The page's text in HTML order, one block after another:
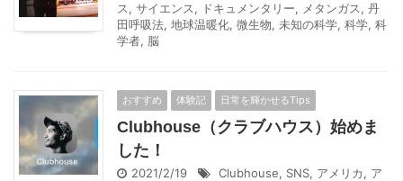
ス, サイエンス, ドキュメンタリー, メタンガス, 丹
田呼吸法, 地球温暖化, 微生物, 未知の科学, 科学, 科
学者, 脳
おすすめ 体験記 日常を輝かせるTips
Clubhouse（クラブハウス）始めま
した！
2021/2/19 Clubhouse, SNS, アメリカ, ア